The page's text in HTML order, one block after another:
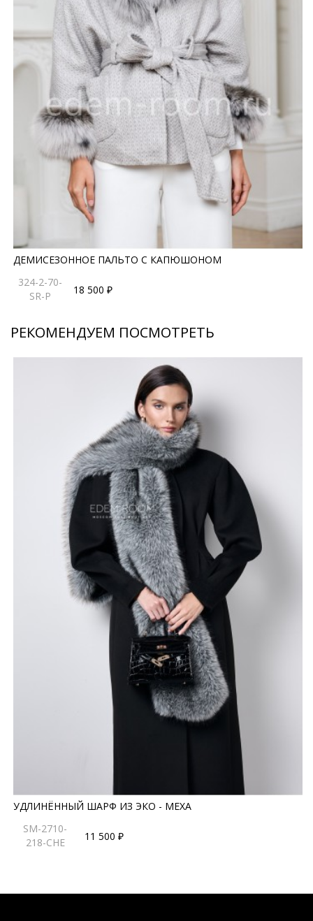
ДЕМИСЕЗОННОЕ ПАЛЬТО С КАПЮШОНОМ
324-2-70-
SR-P
18 500 ₽
РЕКОМЕНДУЕМ ПОСМОТРЕТЬ
УДЛИНЁННЫЙ ШАРФ ИЗ ЭКО - МЕХА
SM-2710-
218-CHE
11 500 ₽